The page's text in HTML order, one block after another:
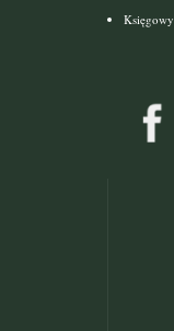
Księgowy